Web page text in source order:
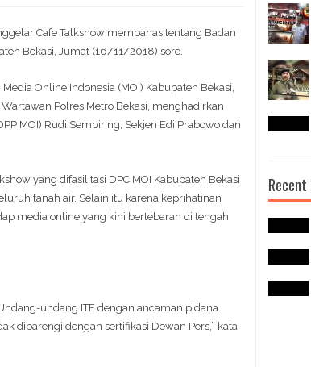
Cafe Talkshow membahas tentang Badan
Bekasi, Jumat (16/11/2018) sore.
Online Indonesia (MOI) Kabupaten Bekasi,
Polres Metro Bekasi, menghadirkan
MOI) Rudi Sembiring, Sekjen Edi Prabowo dan
yang difasilitasi DPC MOI Kabupaten Bekasi
tanah air. Selain itu karena keprihatinan
media online yang kini bertebaran di tengah
undang ITE dengan ancaman pidana.
dibarengi dengan sertifikasi Dewan Pers,” kata